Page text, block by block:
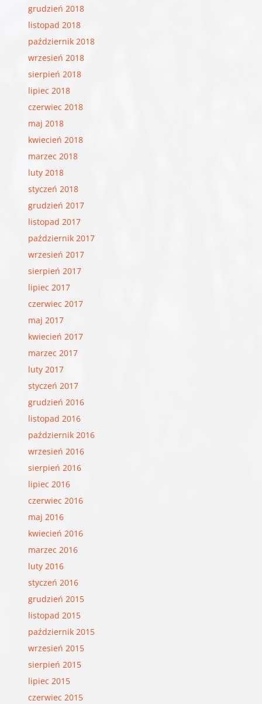
grudzień 2018
listopad 2018
październik 2018
wrzesień 2018
sierpień 2018
lipiec 2018
czerwiec 2018
maj 2018
kwiecień 2018
marzec 2018
luty 2018
styczeń 2018
grudzień 2017
listopad 2017
październik 2017
wrzesień 2017
sierpień 2017
lipiec 2017
czerwiec 2017
maj 2017
kwiecień 2017
marzec 2017
luty 2017
styczeń 2017
grudzień 2016
listopad 2016
październik 2016
wrzesień 2016
sierpień 2016
lipiec 2016
czerwiec 2016
maj 2016
kwiecień 2016
marzec 2016
luty 2016
styczeń 2016
grudzień 2015
listopad 2015
październik 2015
wrzesień 2015
sierpień 2015
lipiec 2015
czerwiec 2015